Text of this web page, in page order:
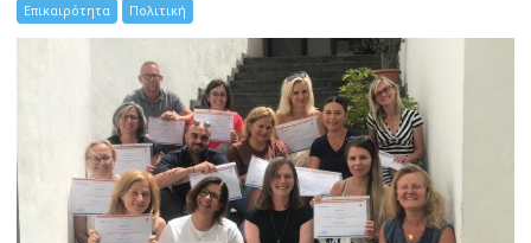
Επικαιρότητα Πολιτική